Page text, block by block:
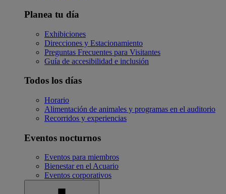
Planea tu día
Exhibiciones
Direcciones y Estacionamiento
Preguntas Frecuentes para Visitantes
Guía de accesibilidad e inclusión
Todos los días
Horario
Alimentación de animales y programas en el auditorio
Recorridos y experiencias
Eventos nocturnos
Eventos para miembros
Bienestar en el Acuario
Eventos corporativos